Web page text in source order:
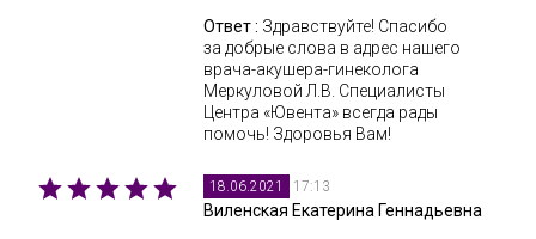
Ответ : Здравствуйте! Спасибо
за добрые слова в адрес нашего
врача-акушера-гинеколога
Меркуловой Л.В. Специалисты
Центра «Ювента» всегда рады
помочь! Здоровья Вам!
18.06.2021 17:13
Виленская Екатерина Геннадьевна